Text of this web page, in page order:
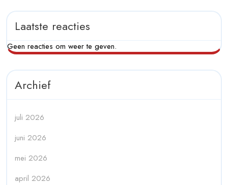
Laatste reacties
Geen reacties om weer te geven.
Archief
juli 2026
juni 2026
mei 2026
april 2026